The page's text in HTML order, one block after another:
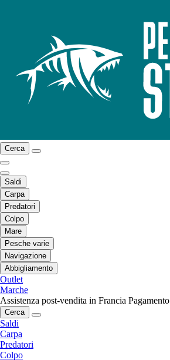
Cerca
Saldi
Carpa
Predatori
Colpo
Mare
Pesche varie
Navigazione
Abbigliamento
Outlet
Marche
Assistenza post-vendita in Francia
Cerca
Saldi
Carpa
Predatori
Colpo